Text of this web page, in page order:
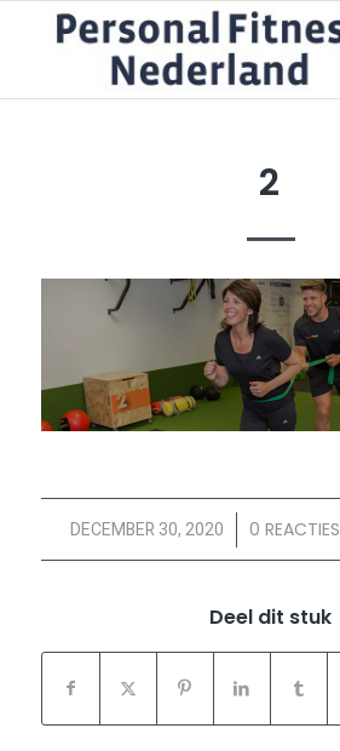
2
DECEMBER 30, 2020
/ 0 REACTIES
/
Deel dit stuk